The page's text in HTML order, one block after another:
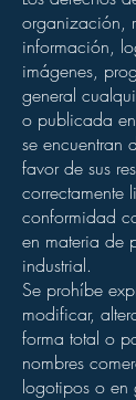
organización,
información,
imágenes,
general
o publicada
se encuentran
favor de sus
correctamente
conformidad
en materia de
industrial.
Se prohíbe
modificar,
forma total o
nombres
logotipos o en